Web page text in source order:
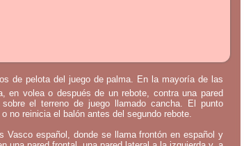
de pelota del juego de palma. En la mayoría de las
en volea o después de un rebote, contra una pared
el terreno de juego llamado cancha. El punto
no reinicia el balón antes del segundo rebote.
español, donde se llama frontón en español y